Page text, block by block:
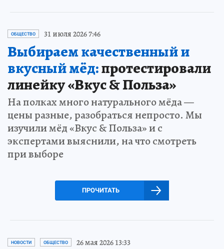
ОБЩЕСТВО 31 июля 2026 7:46
Выбираем качественный и
вкусный мёд:протестировали
линейку «Вкус & Польза»
На полках много натурального мёда —
цены разные, разобраться непросто. Мы
изучили мёд «Вкус & Польза» и с
экспертами выяснили, на что смотреть
при выборе
ПРОЧИТАТЬ
НОВОСТИ ОБЩЕСТВО 26 мая 2026 13:33